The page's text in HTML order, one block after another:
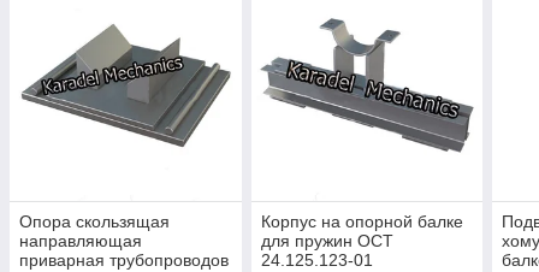
Опора скользящая
направляющая
приварная трубопроводов
Корпус на опорной балке
для пружин ОСТ
24.125.123-01